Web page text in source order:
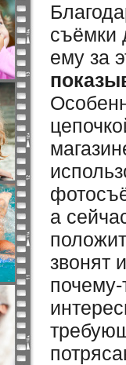
съёмки
ему за
а
звонят